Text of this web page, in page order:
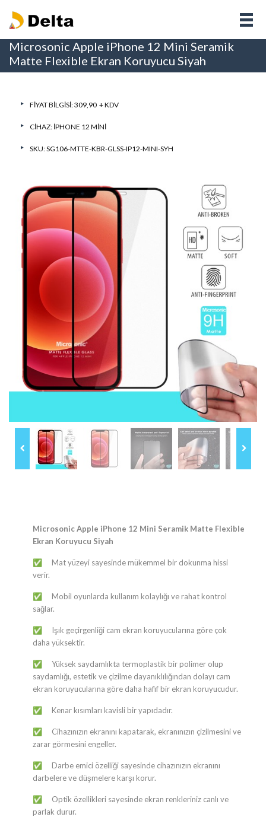
Microsonic Apple iPhone 12 Mini Seramik
Matte Flexible Ekran Koruyucu Siyah
FIYAT BILGISI: 309,90 + KDV
CIHAZ: IPHONE 12 MINI
SKU: SG106-MTTE-KBR-GLSS-IP12-MINI-SYH
Microsonic Apple iPhone 12 Mini Seramik Matte Flexible
Ekran Koruyucu Siyah
✅ ​Mat yüzeyi sayesinde mükemmel bir dokunma hissi
verir.
✅ ​Mobil oyunlarda kullanım kolaylığı ve rahat kontrol
sağlar.
✅
​Işık geçirgenliği cam ekran koruyucularına göre çok
daha yüksektir.
✅ ​Yüksek saydamlıkta termoplastik bir polimer olup
saydamlığı, estetik ve çizilme dayanıklılığından dolayı cam
ekran koruyucularına göre daha hafif bir ekran koruyucudur.
✅ ​Kenar kısımları kavisli bir yapıdadır.
✅ ​Cihazınızın ekranını kapatarak, ekranınızın çizilmesini ve
zarar görmesini engeller.
✅ ​Darbe emici özelliği sayesinde cihazınızın ekranını
darbelere ve düşmelere karşı korur.
✅ ​Optik özellikleri sayesinde ekran renkleriniz canlı ve
parlak durur.